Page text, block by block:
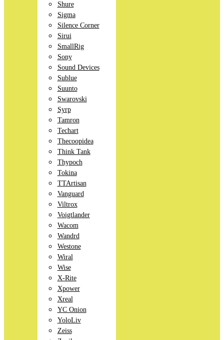
Shure
Sigma
Silence Corner
Sirui
SmallRig
Sony
Sound Devices
Sublue
Suunto
Swarovski
Syrp
Tamron
Techart
Thecoopidea
Think Tank
Thypoch
Tokina
TTArtisan
Vanguard
Viltrox
Voigtlander
Wacom
Wandrd
Westone
Wiral
Wise
X-Rite
Xpower
Xreal
YC Onion
YoloLiv
Zeiss